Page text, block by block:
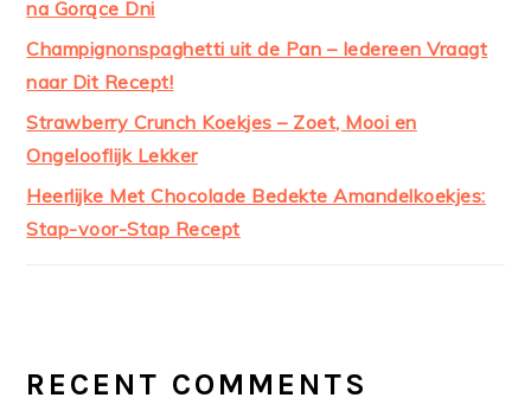
na Gorące Dni
Champignonspaghetti uit de Pan – Iedereen Vraagt
naar Dit Recept!
Strawberry Crunch Koekjes – Zoet, Mooi en
Ongelooflijk Lekker
Heerlijke Met Chocolade Bedekte Amandelkoekjes:
Stap-voor-Stap Recept
RECENT COMMENTS